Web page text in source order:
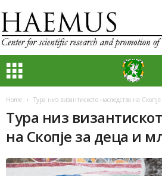
Home Тура низ византиското наследство на
Тура низ
на Скопје за деца и